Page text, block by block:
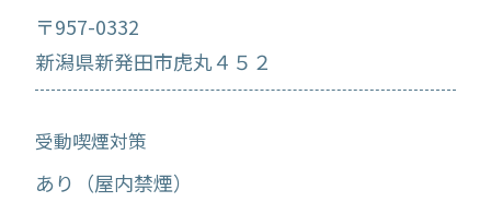
〒957-0332
新潟県新発田市虎丸４５２
受動喫煙対策
あり（屋内禁煙）